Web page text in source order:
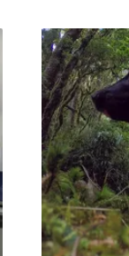
中學習到助
幸（保育進
為「瀕臨絕
能從台灣黑
因為我經常
不知多好！」